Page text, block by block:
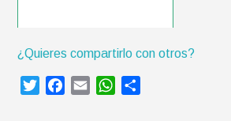
¿Quieres compartirlo con otros?
W